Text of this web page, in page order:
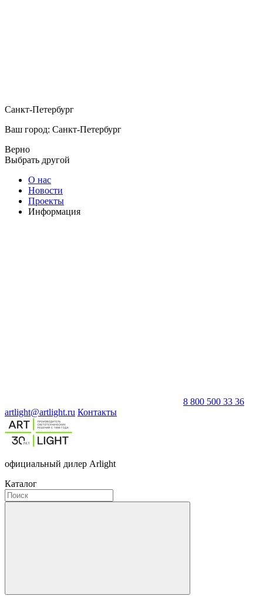
Санкт-Петербург
Ваш город: Санкт-Петербург
Верно
Выбрать другой
О нас
Новости
Проекты
Информация
8 800 500 33 36
artlight@artlight.ru Контакты
официальный дилер Arlight
Каталог